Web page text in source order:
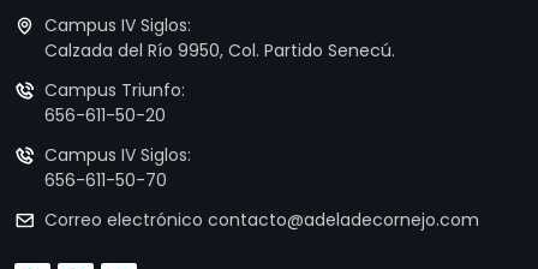
Campus IV Siglos:
Calzada del Río 9950, Col. Partido Senecú.
Campus Triunfo:
656-611-50-20
Campus IV Siglos:
656-611-50-70
Correo electrónico contacto@adeladecornejo.com